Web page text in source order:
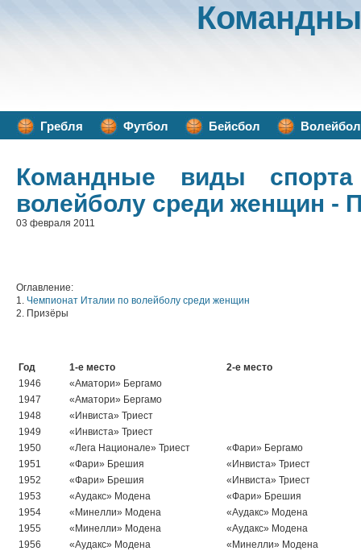
Гребля Футбол Бейсбол Волейбол
Командные виды спорта
волейболу среди женщин -
03 февраля 2011
Оглавление:
1. Чемпионат Италии по волейболу среди женщин
2. Призёры
Год 1-е место
2-е место
1946
«Аматори» Бергамо
1947
«Аматори» Бергамо
1948
«Инвиста» Триест
1949
«Инвиста» Триест
1950
«Лега Национале» Триест
«Фари» Бергамо
1951
«Фари» Брешия
«Инвиста» Триест
1952
«Фари» Брешия
«Инвиста» Триест
1953
«Аудакс» Модена
«Фари» Брешия
1954
«Минелли» Модена
«Аудакс» Модена
1955
«Минелли» Модена
«Аудакс» Модена
1956
«Аудакс» Модена
«Минелли» Модена